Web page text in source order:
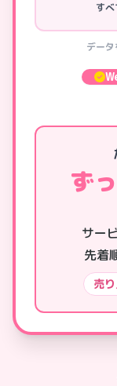
す
デー
ず
サー
先着
売